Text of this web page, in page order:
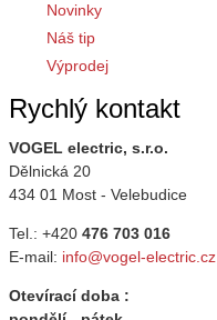
Novinky
Náš tip
Výprodej
Rychlý kontakt
VOGEL electric, s.r.o.
Dělnická 20
434 01 Most - Velebudice
Tel.: +420 476 703 016
E-mail: info@vogel-electric.cz
Otevírací doba :